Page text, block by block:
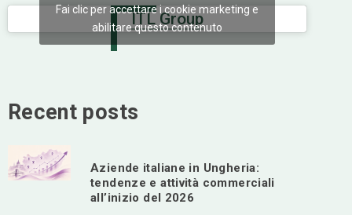
ITL Group
Fai clic per accettare i cookie marketing e
abilitare questo contenuto
Recent posts
Aziende italiane in Ungheria:
tendenze e attività commerciali
all’inizio del 2026